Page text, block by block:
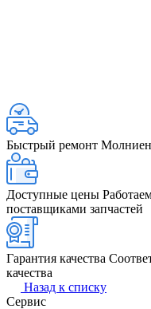
Быстрый ремонт
Доступные цены
поставщиками запчастей
Гарантия качества
качества
Назад к списку
Сервис